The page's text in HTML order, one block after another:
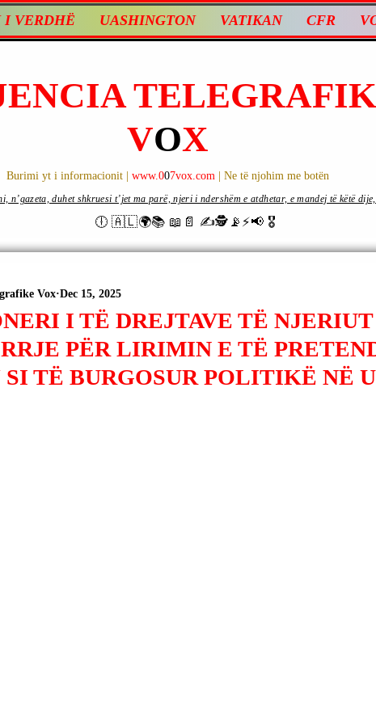
VERDHË UASHINGTON VATIKAN CFR
VOX
Burimi yt i informacionit | www.007vox.com | Ne të njohim me botën
🕕 🇦🇱🌍📚 📖📄 ✍🕵️📡⚡️📢 🎖
n’gazeta, duhet shkruesi t’jet ma parë, njeri i ndershëm e atdhetar, e mandej të këtë
I TË DREJTAVE TË NJERIUT
PËR LIRIMIN E TË
SI TË BURGOSUR POLITIKË NË
Vox Dec 15, 2025